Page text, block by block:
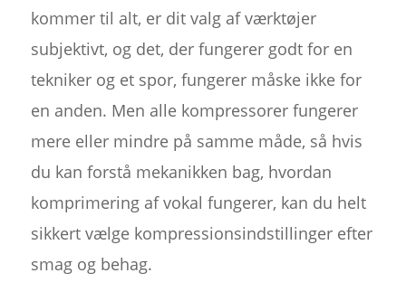
kommer til alt, er dit valg af værktøjer
subjektivt, og det, der fungerer godt for en
tekniker og et spor, fungerer måske ikke for
en anden. Men alle kompressorer fungerer
mere eller mindre på samme måde, så hvis
du kan forstå mekanikken bag, hvordan
komprimering af vokal fungerer, kan du helt
sikkert vælge kompressionsindstillinger efter
smag og behag.